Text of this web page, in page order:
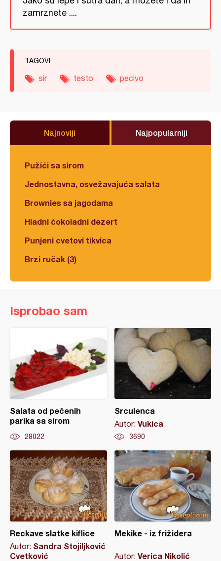
zamrznete ....
TAGOVI
sir testo pecivo
Najnoviji Najpopularniji
Pužići sa sirom
Jednostavna, osvežavajuća salata
Brownies sa jagodama
Hladni čokoladni dezert
Punjeni cvetovi tikvica
Brzi ručak (3)
Isprobao sam
Salata od pečenih
parika sa sirom
28022
Srculenca
Autor: Vukica
3690
Reckave slatke kiflice
Autor: Sandra Stojiljković
Cvetković
Mekike - iz frižidera
Autor: Verica Nikolić